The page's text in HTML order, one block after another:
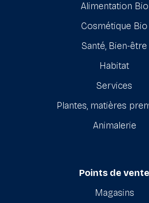
Alimentation Bio
Cosmétique Bio
Santé, Bien-être
Habitat
Services
Plantes, matières
Animalerie
Points de vente
Magasins